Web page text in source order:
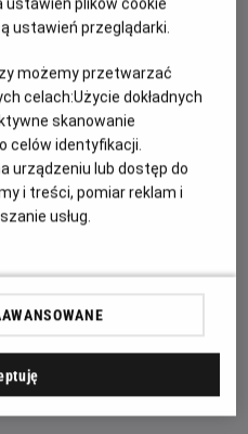
з одним у безжальному,
загрожує самому існуванню
ustawień przeglądarki.
możemy przetwarzać
celach:Użycie dokładnych
skanowanie
celów identyfikacji.
urządzeniu lub dostęp do
i treści, pomiar reklam i
usług.